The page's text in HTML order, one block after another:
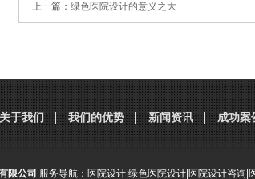
他认为，在医院建筑的设计前期，要认真细致地
要将绿色的理念贯穿在科室的设计中，充分考虑医
上一篇： 绿色医院设计的意义之大
关于我们 我们的优势 新闻资讯 成功案
限公司 服务导航： 医院设计 绿色医院设计 医院设计咨询